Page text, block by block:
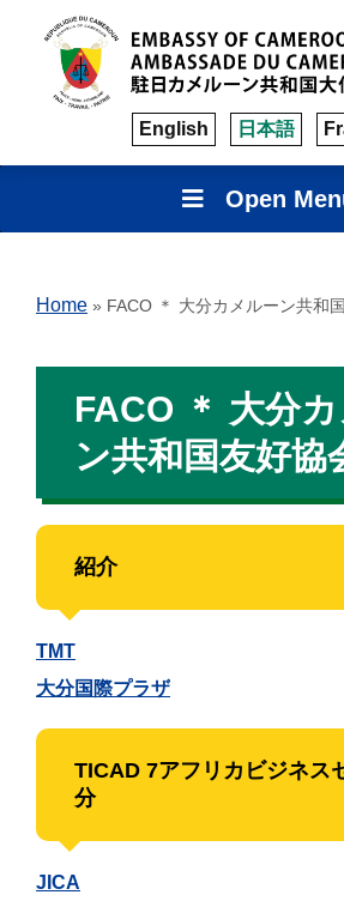
English 日本語
Open
Home » FACO ＊ 大分カメルーン共和
FACO ＊ 大分
ン共和国友好協
紹介
TMT
大分国際プラザ
TICAD 7アフリカビジネス
分
JICA